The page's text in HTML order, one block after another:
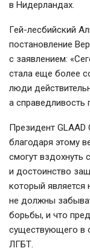
в Нидерландах.
Гей-лесбийский
постановление
с заявлением:
стала еще более
люди
а
Президент
благодаря этому
смогут вздохнуть
и достоинство
который
не должны
борьбы, и что
существующего в
ЛГБТ.